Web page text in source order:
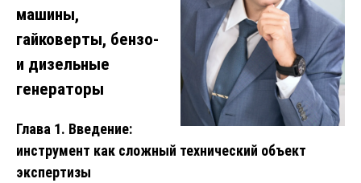
машины,
гайковерты, бензо-
и дизельные
генераторы
Глава 1. Введение:
инструмент как сложный технический объект
экспертизы